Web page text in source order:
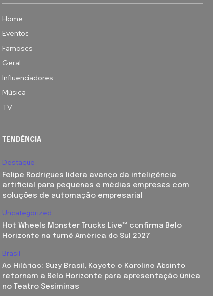
Home
Eventos
Famosos
Geral
Influenciadores
Música
TV
TENDÊNCIA
Destaque
Felipe Rodrigues lidera avanço da inteligência
artificial para pequenas e médias empresas com
soluções de automação empresarial
Uncategorized
Hot Wheels Monster Trucks Live™ confirma Belo
Horizonte na turnê América do Sul 2027
Brasil
As Hilárias: Suzy Brasil, Kayete e Karoline Absinto
retornam a Belo Horizonte para apresentação única
no Teatro Sesiminas